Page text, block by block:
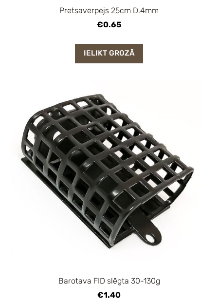
Pretsavērpējs 25cm D.4mm
€0.65
IELIKT GROZĀ
Barotava FID slēgta 30-130g
€1.40